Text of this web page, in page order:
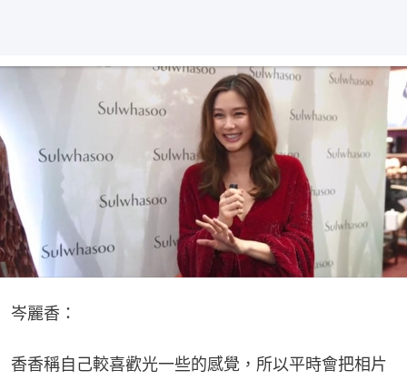
岑麗香：
香香稱自己較喜歡光一些的感覺，所以平時會把相片